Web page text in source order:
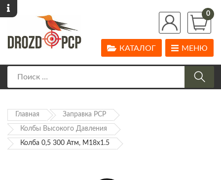
0
МЕНЮ
КАТАЛОГ
Главная Заправка PCP
Колбы Высокого Давления
Колба 0,5 300 Атм, M18x1.5